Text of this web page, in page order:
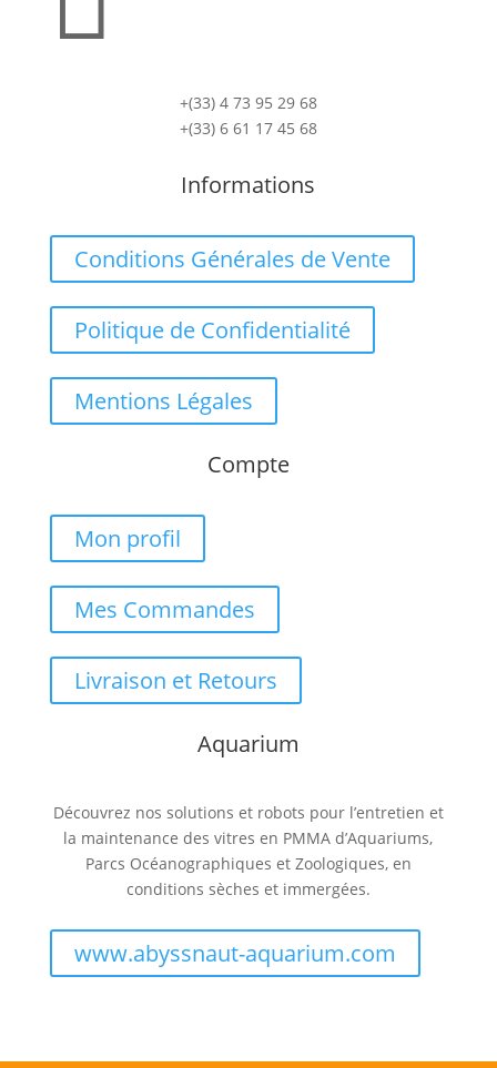
+(33) 4 73 95 29 68
+(33) 6 61 17 45 68
Informations
Conditions Générales de Vente
Politique de Confidentialité
Mentions Légales
Compte
Mon profil
Mes Commandes
Livraison et Retours
Aquarium
Découvrez nos solutions et robots pour l’entretien et
la maintenance des vitres en PMMA d’Aquariums,
Parcs Océanographiques et Zoologiques, en
conditions sèches et immergées.
www.abyssnaut-aquarium.com